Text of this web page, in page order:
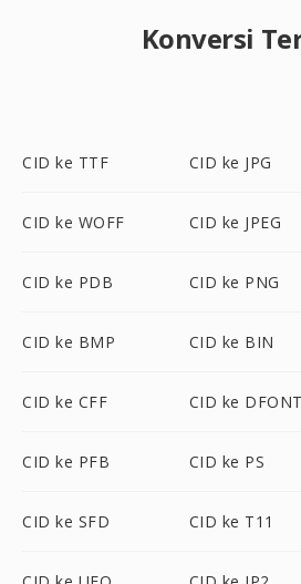
Konversi
CID ke TTF CID ke JPG
CID ke WOFF CID ke JPEG
CID ke PDB CID ke PNG
CID ke BMP CID ke BIN
CID ke CFF CID ke DFONT
CID ke PFB CID ke PS
CID ke SFD CID ke T11